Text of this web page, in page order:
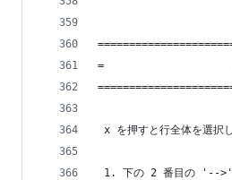
=
x を押すと行全体を選択
1. 下の 2 番目の '-->' の